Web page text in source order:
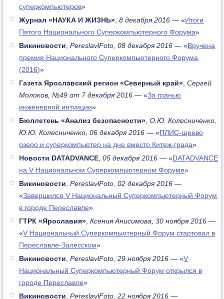
суперкомпьютеров»
Журнал «НАУКА И ЖИЗНЬ» ,8 декабря 2016 — «Итоги
Пятого Национального Суперкомпьютерного Форума»
Викиновости ,PereslavlFoto, 08 декабря 2016 — «Вручена
премия Национального Суперкомпьютерного Форума
(2016)»
Газета Ярославский регион «Северный край» ,Сергей
Молоков, №49 от 7 декабря 2016 — «За гранью
инженерной интуиции»
Бюллетень «Анализ безопасности» ,О.Ю. Колесниченко,
Ю.Ю. Колесниченко, 06 декабря 2016 — «ПЛИС-щеево
озеро и суперкомпьютер на дне вместо Китеж-града»
Новости DATADVANCE ,05 декабря 2016 — «DATADVANCE
на V Национальном Суперкомпьютерном Форуме»
Викиновости ,PereslavlFoto, 02 декабря 2016 —
«Завершился V Национальный Суперкомпьютерный Форум
в городе Переславле»
ГТРК «Ярославия» ,Ксения Анисимова, 30 ноября 2016 —
«V Национальный Суперкомпьютерный Форум стартовал в
Переславле-Залесском»
Викиновости ,PereslavlFoto, 29 ноября 2016 — «V
Национальный Суперкомпьютерный Форум открылся в
городе Переславле»
Викиновости ,PereslavlFoto, 22 ноября 2016 —